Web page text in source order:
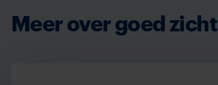
Meer over goed zicht